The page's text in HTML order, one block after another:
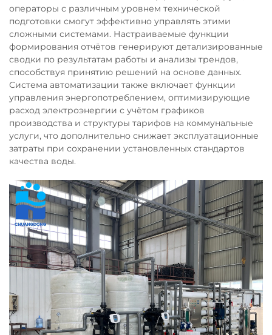
операторы с различным уровнем технической
подготовки смогут эффективно управлять этими
сложными системами. Настраиваемые функции
формирования отчётов генерируют детализированные
сводки по результатам работы и анализы трендов,
способствуя принятию решений на основе данных.
Система автоматизации также включает функции
управления энергопотреблением, оптимизирующие
расход электроэнергии с учётом графиков
производства и структуры тарифов на коммунальные
услуги, что дополнительно снижает эксплуатационные
затраты при сохранении установленных стандартов
качества воды.